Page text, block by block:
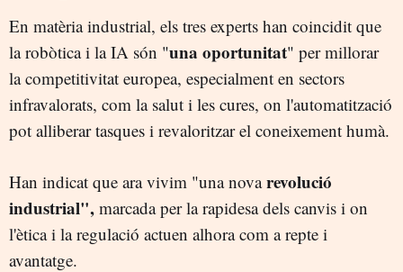
En matèria industrial, els tres experts han coincidit que
la robòtica i la IA són "una oportunitat" per millorar
la competitivitat europea, especialment en sectors
infravalorats, com la salut i les cures, on l'automatització
pot alliberar tasques i revaloritzar el coneixement humà.
Han indicat que ara vivim "una novarevolució
industrial", marcada per la rapidesa dels canvis i on
l'ètica i la regulació actuen alhora com a repte i
avantatge.